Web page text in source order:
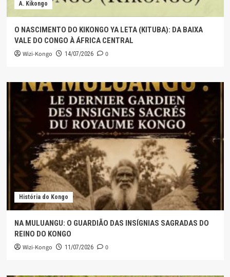
A. Kikongo
O NASCIMENTO DO KIKONGO YA LETA (KITUBA): DA BAIXA
VALE DO CONGO À ÁFRICA CENTRAL
Wizi-Kongo 14/07/2026 0
História do Kongo
NA MULUANGU: O GUARDIÃO DAS INSÍGNIAS SAGRADAS DO
REINO DO KONGO
Wizi-Kongo 11/07/2026 0